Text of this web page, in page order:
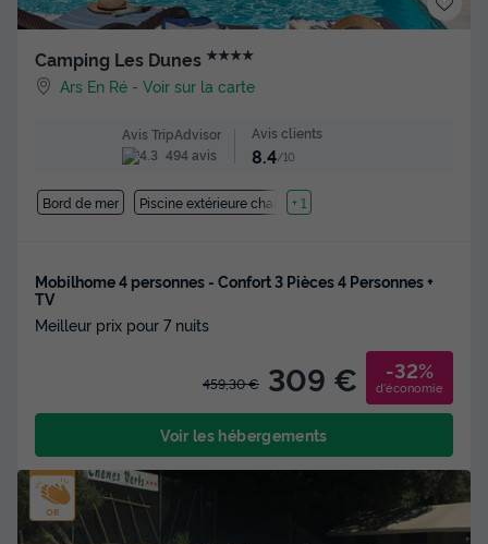
Camping Les Dunes ★★★★
Ars En Ré -Voir sur la carte
Avis TripAdvisor
494 avis
Avis clients
8.4/10
Bord de mer Piscine extérieure chauffée
+ 1
Mobilhome 4 personnes - Confort 3 Pièces 4 Personnes +
TV
Meilleur prix pour 7 nuits
459,30 € 309 € -32%
d'économie
Voir les hébergements